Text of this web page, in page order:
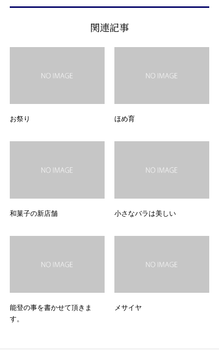
関連記事
お祭り ほめ育
和菓子の新店舗 小さなバラは美しい
能登の事を書かせて頂きま
す。
メサイヤ